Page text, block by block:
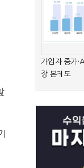
가입자 증가
장 본궤도